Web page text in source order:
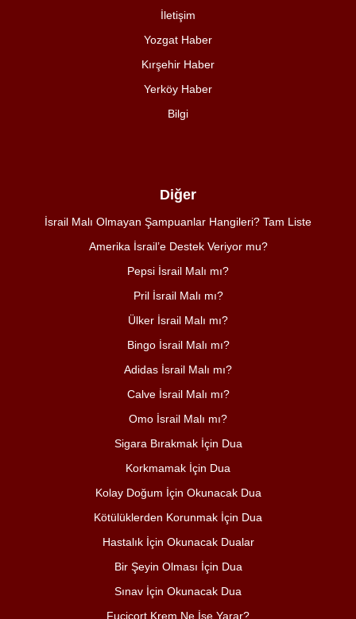
İletişim
Yozgat Haber
Kırşehir Haber
Yerköy Haber
Bilgi
Diğer
İsrail Malı Olmayan Şampuanlar Hangileri? Tam Liste
Amerika İsrail’e Destek Veriyor mu?
Pepsi İsrail Malı mı?
Pril İsrail Malı mı?
Ülker İsrail Malı mı?
Bingo İsrail Malı mı?
Adidas İsrail Malı mı?
Calve İsrail Malı mı?
Omo İsrail Malı mı?
Sigara Bırakmak İçin Dua
Korkmamak İçin Dua
Kolay Doğum İçin Okunacak Dua
Kötülüklerden Korunmak İçin Dua
Hastalık İçin Okunacak Dualar
Bir Şeyin Olması İçin Dua
Sınav İçin Okunacak Dua
Fucicort Krem Ne İşe Yarar?